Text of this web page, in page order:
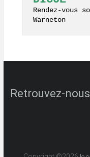
Rendez-vous
Warneton
Retrouvez-